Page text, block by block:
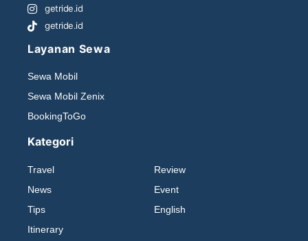
getride.id
getride.id
Layanan Sewa
Sewa Mobil
Sewa Mobil Zenix
BookingToGo
Kategori
Travel
News
Tips
Itinerary
Review
Event
English